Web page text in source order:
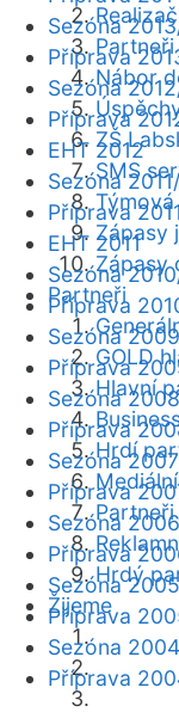
Nábor
ZŠ
SMS
Zápasy
Zápasy
Partneři
GOLD
Hlavní
Hrdí
Hrdý
Žijeme
Sezóna
Příprava
Sezóna
Příprava
EHT 2012
Sezóna
Příprava
EHT 2011
Sezóna
Příprava
Sezóna
Příprava
Sezóna
Příprava
Sezóna
Příprava
Sezóna
Příprava
Sezóna
Příprava
Sezóna
Příprava